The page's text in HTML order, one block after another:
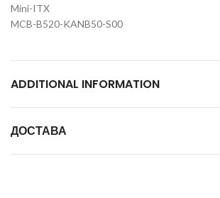
Mini-ITX
MCB-B520-KANB50-S00
ADDITIONAL INFORMATION
ДОСТАВА